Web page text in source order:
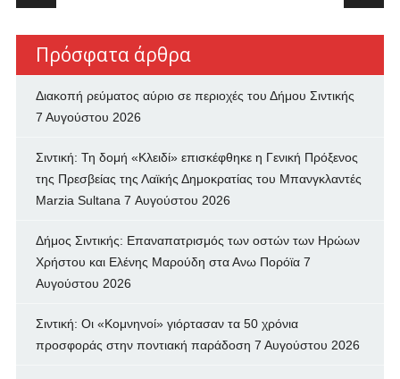
Πρόσφατα άρθρα
Διακοπή ρεύματος αύριο σε περιοχές του Δήμου Σιντικής
7 Αυγούστου 2026
Σιντική: Τη δομή «Κλειδί» επισκέφθηκε η Γενική Πρόξενος
της Πρεσβείας της Λαϊκής Δημοκρατίας του Μπανγκλαντές
Marzia Sultana 7 Αυγούστου 2026
Δήμος Σιντικής: Επαναπατρισμός των oστών των Ηρώων
Χρήστου και Ελένης Μαρούδη στα Ανω Πορόϊα 7
Αυγούστου 2026
Σιντική: Οι «Κομνηνοί» γιόρτασαν τα 50 χρόνια
προσφοράς στην ποντιακή παράδοση 7 Αυγούστου 2026